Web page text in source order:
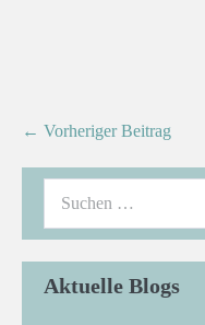
← Vorheriger Beitrag
Aktuelle Blogs